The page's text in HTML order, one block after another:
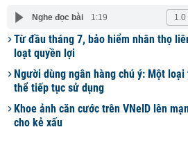
Nghe đọc bài 1:19
Từ đầu tháng 7, bảo hiểm nhân thọ
loạt quyền lợi
Người dùng ngân hàng chú ý: Một
thể tiếp tục sử dụng
Khoe ảnh căn cước trên VNeID lên
cho kẻ xấu